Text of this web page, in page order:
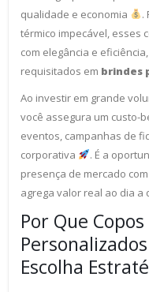
qualidade e economia
.
térmico impecável, esses
com elegância e
requisitados em brindes
Ao investir em grande
você assegura um custo-
eventos, campanhas de
corporativa
. É a
presença de mercado
agrega valor real ao dia
Por Que
Escolha